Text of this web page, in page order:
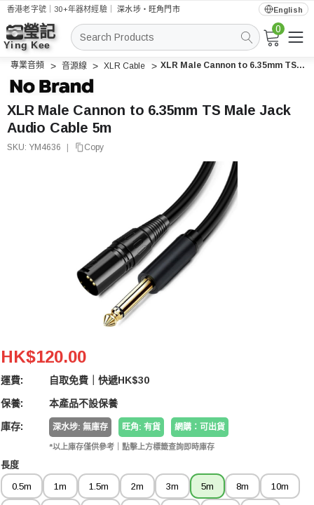
香港老字號｜30+年器材經驗｜深水埗・旺角門市 English
搜
索
0
專業音頻 音源線 XLR Cable XLR Male Cannon to 6.35mm TS Male Jack Audio Cable 5m
XLR Male Cannon to 6.35mm TS Male Jack
Audio Cable 5m
SKU: YM4636 Copy
XLR Male Cannon To 6.35mm TS Male Jack Audio
HK$120.00
運費: 自取免費｜快遞HK$30
保養: 本產品不設保養
庫存: 深水埗: 無庫存 旺角: 有貨 網購：可出貨
*以上庫存僅供參考｜點擊上方標籤查詢即時庫存
長度
0.5m 1m 1.5m 2m 3m 5m 8m 10m